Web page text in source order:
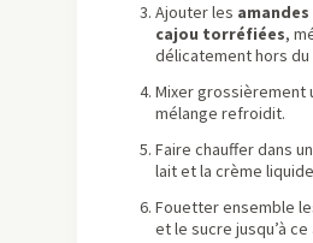
Ajouter les
cajou torréfiées,
délicatement hors du
Mixer grossièrement
mélange refroidit.
Faire chauffer dans
lait et la crème
Fouetter ensemble
et le sucre jusqu’à